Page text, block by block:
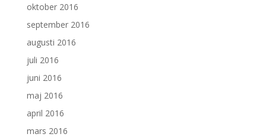
oktober 2016
september 2016
augusti 2016
juli 2016
juni 2016
maj 2016
april 2016
mars 2016